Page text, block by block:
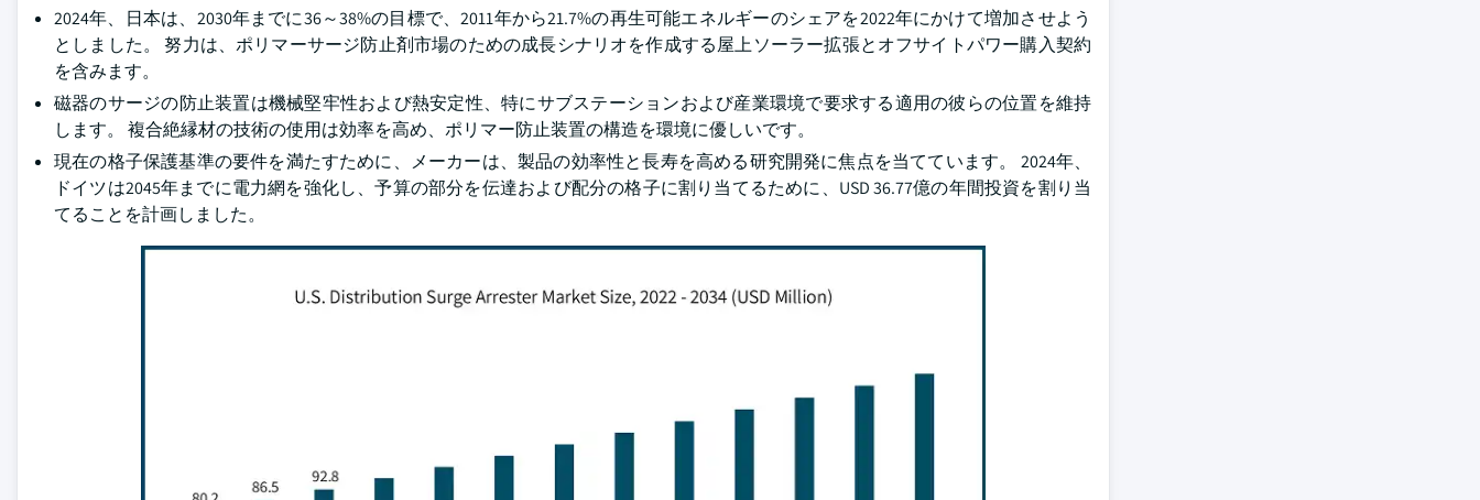
2024年、日本は、2030年までに36～38%の目標で、2011年から21.7%の再生可能エネルギーのシェアを2022年にかけて増加させよう
としました。 努力は、ポリマーサージ防止剤市場のための成長シナリオを作成する屋上ソーラー拡張とオフサイトパワー購入契約
を含みます。
磁器のサージの防止装置は機械堅牢性および熱安定性、特にサブステーションおよび産業環境で要求する適用の彼らの位置を維持
します。 複合絶縁材の技術の使用は効率を高め、ポリマー防止装置の構造を環境に優しいです。
現在の格子保護基準の要件を満たすために、メーカーは、製品の効率性と長寿を高める研究開発に焦点を当てています。 2024年、
ドイツは2045年までに電力網を強化し、予算の部分を伝達および配分の格子に割り当てるために、USD 36.77億の年間投資を割り当
てることを計画しました。